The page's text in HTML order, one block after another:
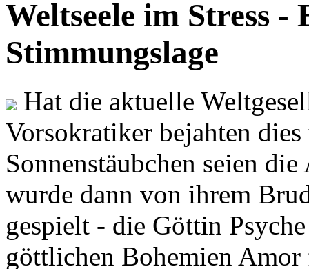
Weltseele im Stress -
Stimmungslage
Hat die aktuelle
Vorsokratiker bejahten
Sonnenstäubchen seien
wurde dann von ihrem
gespielt - die Göttin
göttlichen Bohemien